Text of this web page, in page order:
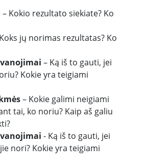
– Kokio rezultato siekiate? Ko
jų norimas rezultatas? Ko
– Ką iš to gauti, jei
Kokie yra teigiami
– Kokie galimi neigiami
tai, ko noriu? Kaip aš galiu
- Ką iš to gauti, jei
nori? Kokie yra teigiami